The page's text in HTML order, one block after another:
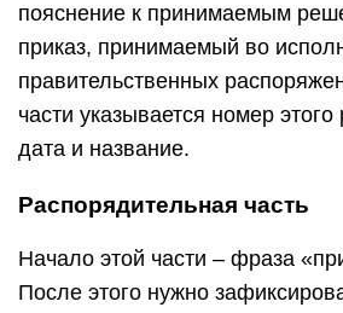
пояснение к принимаемым
приказ, принимаемый во
правительственных
части указывается номер
дата и название.
Распорядительная часть
Начало этой части – фраза
После этого нужно